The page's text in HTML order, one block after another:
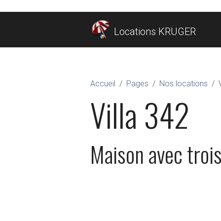
Locations KRUGER
Accueil Pages Nos locations
Villa 342
Maison avec